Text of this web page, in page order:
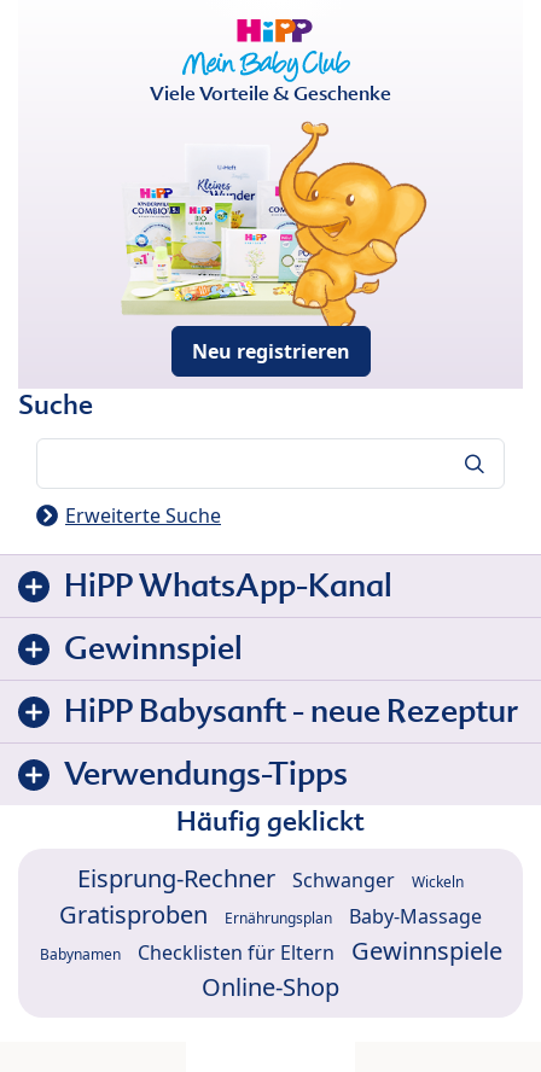
Viele Vorteile & Geschenke
Neu registrieren
Suche
Erweiterte Suche
HiPP WhatsApp-Kanal
Gewinnspiel
HiPP Babysanft - neue Rezeptur
Verwendungs-Tipps
Häufig geklickt
Eisprung-Rechner Schwanger Wickeln
Gratisproben Ernährungsplan Baby-Massage
Babynamen Checklisten für Eltern
Gewinnspiele
Online-Shop